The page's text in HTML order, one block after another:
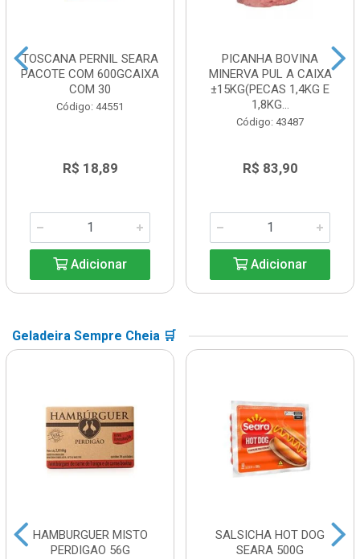
TOSCANA PERNIL SEARA
PACOTE COM 600GCAIXA
COM 30
Código: 44551
R$ 18,89
Adicionar
PICANHA BOVINA
MINERVA PUL A CAIXA
±15KG(PECAS 1,4KG E
1,8KG...
Código: 43487
R$ 83,90
Adicionar
Geladeira Sempre Cheia 🛒
HAMBURGUER MISTO
PERDIGAO 56G
SALSICHA HOT DOG
SEARA 500G